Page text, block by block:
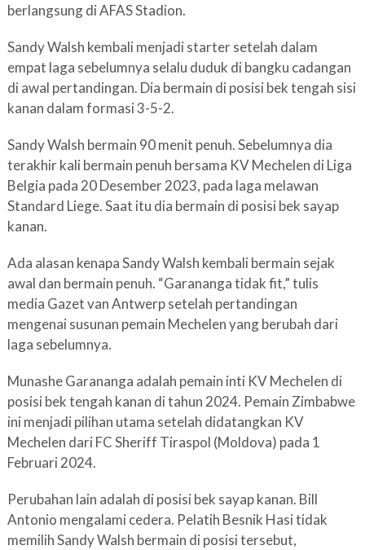
berlangsung di AFAS Stadion.
Sandy Walsh kembali menjadi starter setelah dalam
empat laga sebelumnya selalu duduk di bangku cadangan
di awal pertandingan. Dia bermain di posisi bek tengah sisi
kanan dalam formasi 3-5-2.
Sandy Walsh bermain 90 menit penuh. Sebelumnya dia
terakhir kali bermain penuh bersama KV Mechelen di Liga
Belgia pada 20 Desember 2023, pada laga melawan
Standard Liege. Saat itu dia bermain di posisi bek sayap
kanan.
Ada alasan kenapa Sandy Walsh kembali bermain sejak
awal dan bermain penuh. “Garananga tidak fit,” tulis
media Gazet van Antwerp setelah pertandingan
mengenai susunan pemain Mechelen yang berubah dari
laga sebelumnya.
Munashe Garananga adalah pemain inti KV Mechelen di
posisi bek tengah kanan di tahun 2024. Pemain Zimbabwe
ini menjadi pilihan utama setelah didatangkan KV
Mechelen dari FC Sheriff Tiraspol (Moldova) pada 1
Februari 2024.
Perubahan lain adalah di posisi bek sayap kanan. Bill
Antonio mengalami cedera. Pelatih Besnik Hasi tidak
memilih Sandy Walsh bermain di posisi tersebut,